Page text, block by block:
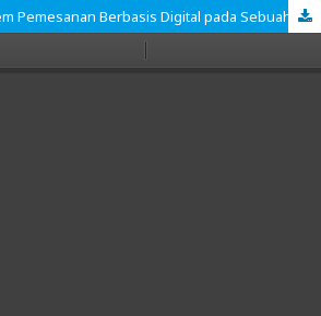
Implementasi Sistem Pemesanan Berbasis Digital pada Sebuah Bengkel